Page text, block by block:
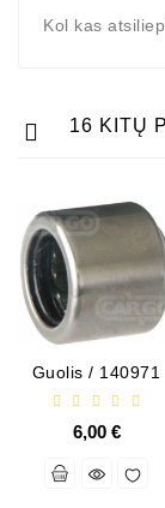
Kol kas
16 KITŲ
Guolis / 140971
6,00 €